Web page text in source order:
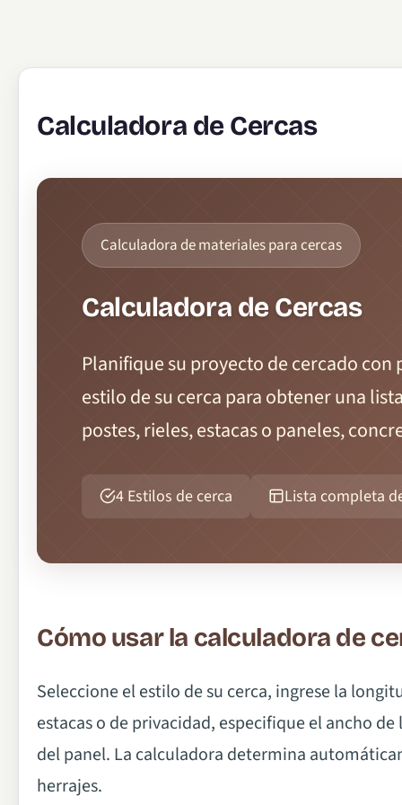
Calculadora de Cercas
Calculadora de materiales para cercas
Calculadora de Cercas
Planifique su proyecto de cercado
estilo de su cerca para obtener una
postes, rieles, estacas o paneles,
4 Estilos de cerca Lista completa
Cómo usar la calculadora de
Seleccione el estilo de su cerca, ingrese la
estacas o de privacidad, especifique el ancho
del panel. La calculadora determina
herrajes.